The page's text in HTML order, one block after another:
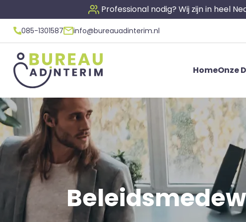
Professional nodig? Wij zijn in heel
085-1301587 info@bureauadinterim.nl
HomeOnze